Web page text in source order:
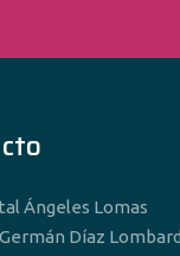
Ángeles Lomas
Díaz